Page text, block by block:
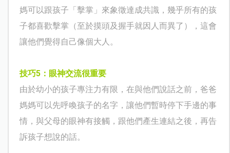
媽可以跟孩子「擊掌」來象徵達成共識，幾乎所有的孩
子都喜歡擊掌（至於摸頭及握手就因人而異了），這會
讓他們覺得自己像個大人。
技巧5：眼神交流很重要
由於幼小的孩子專注力有限，在與他們說話之前，爸爸
媽媽可以先呼喚孩子的名字，讓他們暫時停下手邊的事
情，與父母的眼神有接觸，跟他們產生連結之後，再告
訴孩子想說的話。